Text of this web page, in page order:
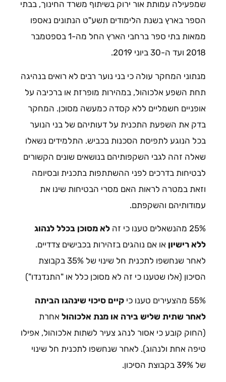
שמפעילה עמותת אור ירוק בשיתוף משרד החינוך, בבתי
הספר בארץ בשנת הלימודים תשע"ט הנתונים נאספו
ממאות בתי ספר ברחבי הארץ החל מה-1 בספטמבר
2018 ועד ה-30 ביוני 2019.
מנתוני המחקר עולה כי בני נוער רבים לא רואים בנהיגה
תחת השפע אלכוהול, במהירות מופרזת או ברכיבה על
אופניים חשמליים ללא קסדה כמעשה מסוכן. המחקר
בדק את השפעת התכנית על דעותיהם של בני הנוער
בכל הנוגע לתפיסת הסכנות בכביש. התלמידים נשאלו
שאלה זהה לגבי השקפותיהם בנושאים שונים הקשורים
לבטיחות בדרכים לפני ההשתתפות בתכנית ובסיומה
וזאת במטרה לראות האם מסרי הבטיחות שינו את
עמודותיהם והשקפתם.
25% מהנשאלים טענו כי זה
לא מסוכן בכלל לנהוג
ללא רישיון או אם נוהגים בזהירות בכבישים צדדיים.
לאחר שנחשפו לתכנית חל שינוי של 35% בקבוצת
הסיכון (אלו שטענו כי זה לא מסוכן כלל או "התנדנדו")
55% מהצעירים טענו כי
קיים סיכוי שינהגו הביתה
לאחר שתית שליש בירה או מנת אלכוהול אחרת
(החוק קובע כי אסור לנהג צעיר לשתות אלכוהול, אפילו
טיפה אחת ולנהוג). לאחר שנחשפו לתכנית חל שינוי
של 39% בקבוצת הסיכון.